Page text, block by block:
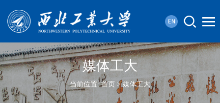
媒体工大
当前位置:首页 >媒体工大